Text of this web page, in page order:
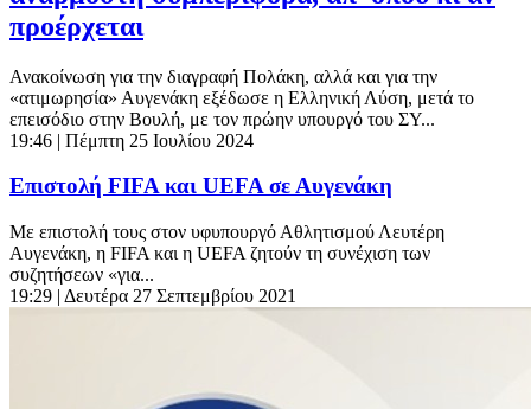
προέρχεται
Ανακοίνωση για την διαγραφή Πολάκη, αλλά και για την
«ατιμωρησία» Αυγενάκη εξέδωσε η Ελληνική Λύση, μετά το
επεισόδιο στην Βουλή, με τον πρώην υπουργό του ΣΥ...
19:46 | Πέμπτη 25 Ιουλίου 2024
Eπιστολή FIFA και UEFA σε Αυγενάκη
Με επιστολή τους στον υφυπουργό Αθλητισμού Λευτέρη
Αυγενάκη, η FIFA και η UEFA ζητούν τη συνέχιση των
συζητήσεων «για...
19:29 | Δευτέρα 27 Σεπτεμβρίου 2021